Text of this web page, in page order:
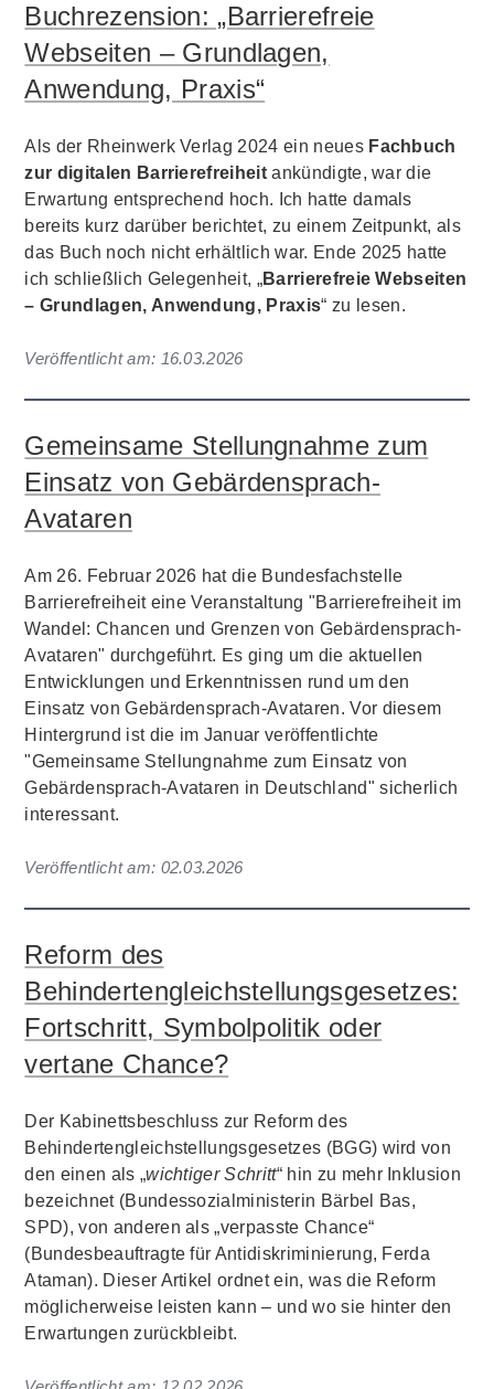
Buchrezension: „Barrierefreie
Webseiten – Grundlagen,
Anwendung, Praxis“
Als der Rheinwerk Verlag 2024 ein neues Fachbuch
zur digitalen Barrierefreiheit ankündigte, war die
Erwartung entsprechend hoch. Ich hatte damals
bereits kurz darüber berichtet, zu einem Zeitpunkt, als
das Buch noch nicht erhältlich war. Ende 2025 hatte
ich schließlich Gelegenheit, „Barrierefreie Webseiten
– Grundlagen, Anwendung, Praxis“ zu lesen.
Veröffentlicht am: 16.03.2026
Gemeinsame Stellungnahme zum
Einsatz von Gebärdensprach-
Avataren
Am 26. Februar 2026 hat die Bundesfachstelle
Barrierefreiheit eine Veranstaltung "Barrierefreiheit im
Wandel: Chancen und Grenzen von Gebärdensprach-
Avataren" durchgeführt. Es ging um die aktuellen
Entwicklungen und Erkenntnissen rund um den
Einsatz von Gebärdensprach-Avataren. Vor diesem
Hintergrund ist die im Januar veröffentlichte
"Gemeinsame Stellungnahme zum Einsatz von
Gebärdensprach-Avataren in Deutschland" sicherlich
interessant.
Veröffentlicht am: 02.03.2026
Reform des
Behindertengleichstellungsgesetzes:
Fortschritt, Symbolpolitik oder
vertane Chance?
Der Kabinettsbeschluss zur Reform des
Behindertengleichstellungsgesetzes (BGG) wird von
den einen als „wichtiger Schritt“ hin zu mehr Inklusion
bezeichnet (Bundessozialministerin Bärbel Bas,
SPD), von anderen als „verpasste Chance“
(Bundesbeauftragte für Antidiskriminierung, Ferda
Ataman). Dieser Artikel ordnet ein, was die Reform
möglicherweise leisten kann – und wo sie hinter den
Erwartungen zurückbleibt.